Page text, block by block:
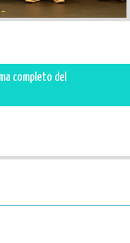
completo del